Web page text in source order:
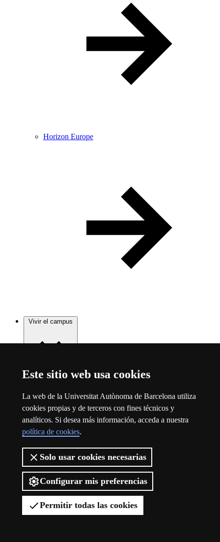
Este sitio web usa cookies
La web de la Universitat Autònoma de Barcelona utiliza
cookies propias y de terceros con fines técnicos y
analíticos. Si desea más información, acceda a nuestra
política de cookies.
Solo usar cookies necesarias
Configurar mis preferencias
Permitir todas las cookies
Horizon Europe
Vivir el campus
Vivir el campus